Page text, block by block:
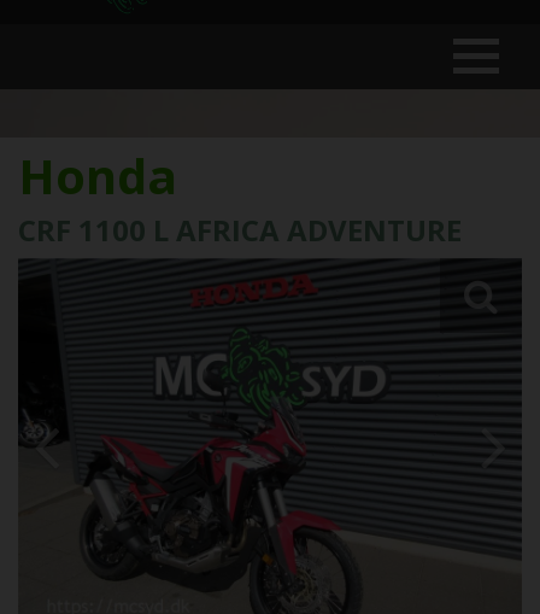
Honda
CRF 1100 L AFRICA ADVENTURE